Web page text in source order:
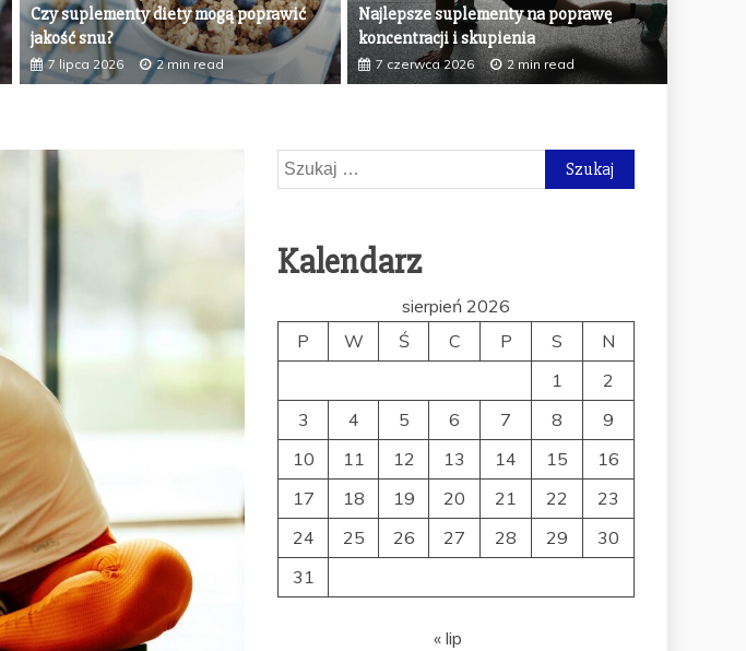
L-karnityna – jak wspiera odchudzanie i wydolność?
7 maja 2026 2 min read
Czy suplementy diety mogą poprawić
jakość snu?
7 lipca 2026 2 min read
Najlepsze suplementy na poprawę
koncentracji i skupienia
7 czerwca 2026 2 min read
Szukaj:
Kalendarz
sierpień 2026
P
W Ś C P S
N
1
2
3
4 5 6 7 8
9
10
11 12 13 14 15
16
17
18 19 20 21 22
23
24
25 26 27 28 29
30
31
« lip